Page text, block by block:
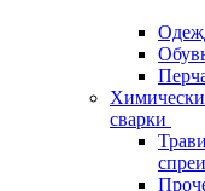
сварки